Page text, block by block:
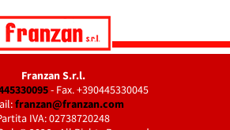
Franzan S.r.l.
- Fax. +390445330045
franzan@franzan.com
IVA: 02738720248